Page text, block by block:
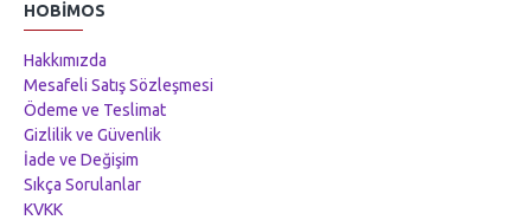
HOBIMOS
Hakkımızda
Mesafeli Satış Sözleşmesi
Ödeme ve Teslimat
Gizlilik ve Güvenlik
İade ve Değişim
Sıkça Sorulanlar
KVKK